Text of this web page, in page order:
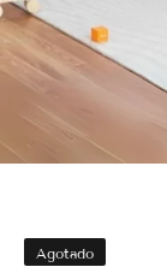
Agotado